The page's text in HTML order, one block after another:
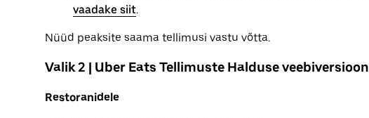
vaadake siit.
Nüüd peaksite saama tellimusi vastu võtta.
Valik 2 | Uber Eats Tellimuste Halduse veebiversioon
Restoranidele